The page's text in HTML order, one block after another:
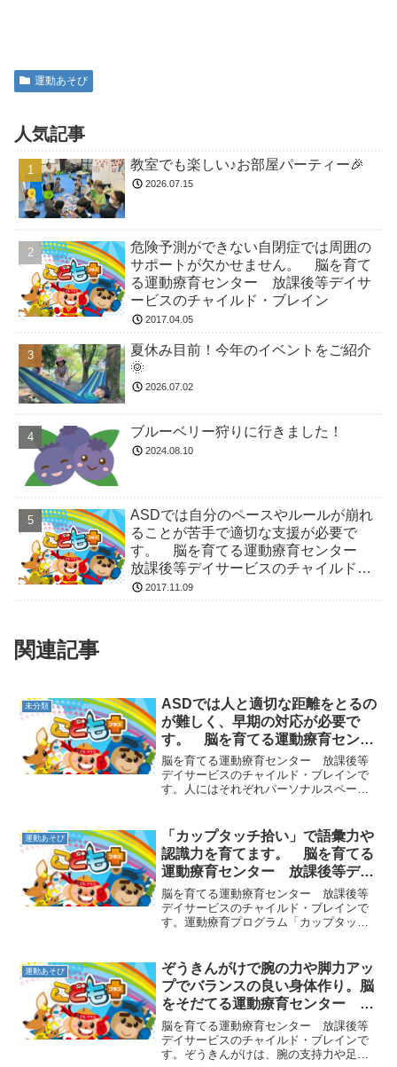
運動あそび
人気記事
教室でも楽しい♪お部屋パーティー🎉
2026.07.15
危険予測ができない自閉症では周囲の
サポートが欠かせません。 脳を育て
る運動療育センター 放課後等デイサ
ービスのチャイルド・ブレイン
2017.04.05
夏休み目前！今年のイベントをご紹介
🌞
2026.07.02
ブルーベリー狩りに行きました！
2024.08.10
ASDでは自分のペースやルールが崩れ
ることが苦手で適切な支援が必要で
す。 脳を育てる運動療育センター
放課後等デイサービスのチャイルド・
ブレイン
2017.11.09
関連記事
未分類
ASDでは人と適切な距離をとるの
が難しく、早期の対応が必要で
す。 脳を育てる運動療育センタ
ー 放課後等デイサービスのチャ
イルド・ブレイン
脳を育てる運動療育センター 放課後等
デイサービスのチャイルド・ブレインで
す。人にはそれぞれパーソナルスペース
ASD（自閉症スペクトラム）の子ども達
にはこの理解が難しく、友達...
運動あそび
「カップタッチ拾い」で語彙力や
認識力を育てます。 脳を育てる
運動療育センター 放課後等デイ
サービスのチャイルド・ブレイン
脳を育てる運動療育センター 放課後等
デイサービスのチャイルド・ブレインで
す。運動療育プログラム「カップタッチ
導者が指示した色のカップを拾ってきて
もらうという遊びです。た...
運動あそび
ぞうきんがけで腕の力や脚力アッ
プでバランスの良い身体作り。脳
をそだてる運動療育センター 放
課後等デイサービスのチャイル
ド・ブレイン
脳を育てる運動療育センター 放課後等
デイサービスのチャイルド・ブレインで
す。ぞうきんがけは、腕の支持力や足の